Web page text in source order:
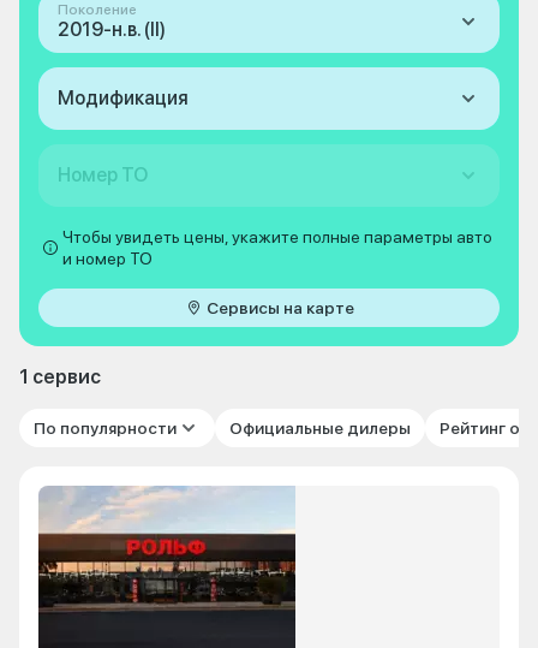
Поколение
2019-н.в. (II)
Модификация
Номер ТО
Чтобы увидеть цены, укажите полные параметры авто
и номер ТО
Сервисы на карте
1 сервис
По популярности Официальные дилеры Рейтинг